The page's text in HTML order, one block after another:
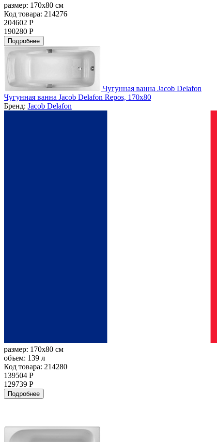
размер: 170x80 см
Код товара: 214276
204602 Р
190280 Р
Подробнее
Чугунная ванна Jacob Delafon
Чугунная ванна Jacob Delafon Repos, 170x80
Бренд: Jacob Delafon
размер: 170x80 см
объем: 139 л
Код товара: 214280
139504 Р
129739 Р
Подробнее